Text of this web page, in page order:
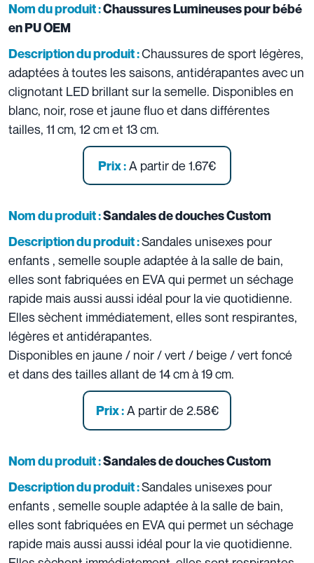
Nom du produit :Chaussures Lumineuses pour bébé
en PU OEM
Description du produit :Chaussures de sport légères,
adaptées à toutes les saisons, antidérapantes avec un
clignotant LED brillant sur la semelle. Disponibles en
blanc, noir, rose et jaune fluo et dans différentes
tailles, 11 cm, 12 cm et 13 cm.
Prix :A partir de 1.67€
Nom du produit :Sandales de douches Custom
Description du produit :Sandales unisexes pour
enfants , semelle souple adaptée à la salle de bain,
elles sont fabriquées en EVA qui permet un séchage
rapide mais aussi aussi idéal pour la vie quotidienne.
Elles sèchent immédiatement, elles sont respirantes,
légères et antidérapantes.
Disponibles en jaune / noir / vert / beige / vert foncé
et dans des tailles allant de 14 cm à 19 cm.
Prix :A partir de 2.58€
Nom du produit :Sandales de douches Custom
Description du produit :Sandales unisexes pour
enfants , semelle souple adaptée à la salle de bain,
elles sont fabriquées en EVA qui permet un séchage
rapide mais aussi aussi idéal pour la vie quotidienne.